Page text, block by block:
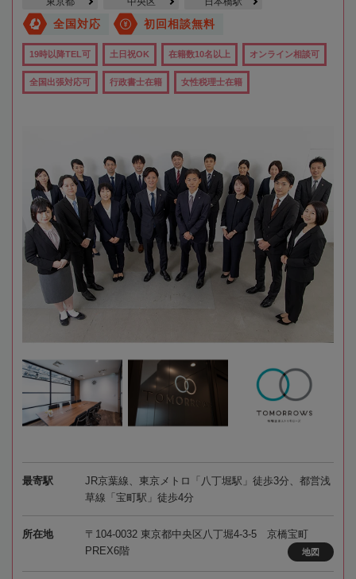
全国対応 初回相談無料
19時以降TEL可 土日祝OK 在籍数10名以上 オンライン相談可
全国出張対応可 行政書士在籍 女性税理士在籍
最寄駅
JR京葉線、東京メトロ「八丁堀駅」徒歩3分、都営浅
草線「宝町駅」徒歩4分
所在地
〒104-0032 東京都中央区八丁堀4-3-5 京橋宝町
PREX6階
地図